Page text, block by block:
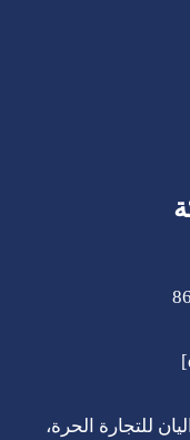
للتجارة الحرة،